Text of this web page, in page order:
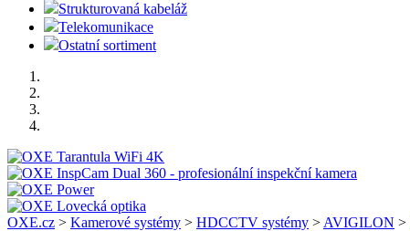
Strukturovaná kabeláž
Telekomunikace
Ostatní sortiment
OXE.cz > Kamerové systémy > HDCCTV systémy > AVIGILON >